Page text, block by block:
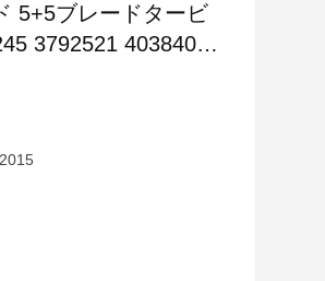
5+5ブレードタービ
3792521 4038409
ージャー